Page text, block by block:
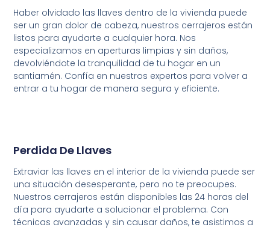
Haber olvidado las llaves dentro de la vivienda puede
ser un gran dolor de cabeza, nuestros cerrajeros están
listos para ayudarte a cualquier hora. Nos
especializamos en aperturas limpias y sin daños,
devolviéndote la tranquilidad de tu hogar en un
santiamén. Confía en nuestros expertos para volver a
entrar a tu hogar de manera segura y eficiente.
Perdida De Llaves
Extraviar las llaves en el interior de la vivienda puede ser
una situación desesperante, pero no te preocupes.
Nuestros cerrajeros están disponibles las 24 horas del
día para ayudarte a solucionar el problema. Con
técnicas avanzadas y sin causar daños, te asistimos a